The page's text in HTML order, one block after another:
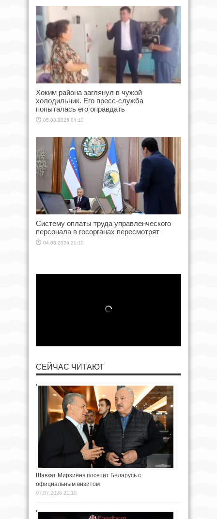
Хоким района заглянул в чужой
холодильник. Его пресс-служба
попыталась его оправдать
05.08.2026 04:10
Систему оплаты труда управленческого
персонала в госорганах пересмотрят
04.08.2026 21:10
СЕЙЧАС ЧИТАЮТ
Шавкат Мирзиёев посетит Беларусь с
официальным визитом
07.07.2026 21:10